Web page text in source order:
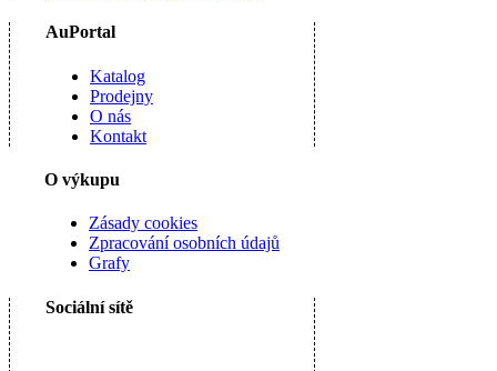
AuPortal
Katalog
Prodejny
O nás
Kontakt
O výkupu
Zásady cookies
Zpracování osobních údajů
Grafy
Sociální sítě